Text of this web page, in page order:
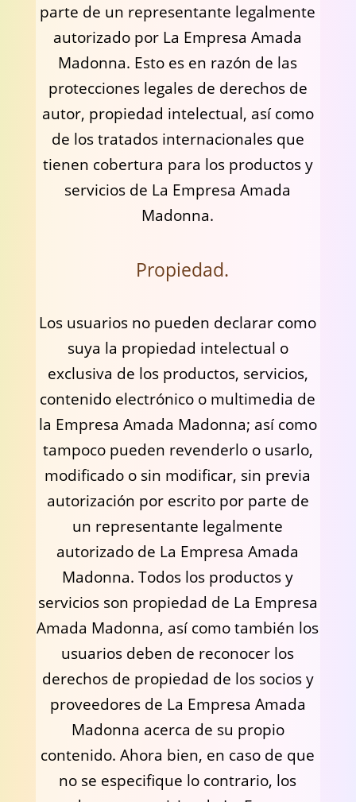
parte de un representante legalmente
autorizado por La Empresa Amada
Madonna. Esto es en razón de las
protecciones legales de derechos de
autor, propiedad intelectual, así como
de los tratados internacionales que
tienen cobertura para los productos y
servicios de La Empresa Amada
Madonna.
Propiedad.
Los usuarios no pueden declarar como
suya la propiedad intelectual o
exclusiva de los productos, servicios,
contenido electrónico o multimedia de
la Empresa Amada Madonna; así como
tampoco pueden revenderlo o usarlo,
modificado o sin modificar, sin previa
autorización por escrito por parte de
un representante legalmente
autorizado de La Empresa Amada
Madonna. Todos los productos y
servicios son propiedad de La Empresa
Amada Madonna, así como también los
usuarios deben de reconocer los
derechos de propiedad de los socios y
proveedores de La Empresa Amada
Madonna acerca de su propio
contenido. Ahora bien, en caso de que
no se especifique lo contrario, los